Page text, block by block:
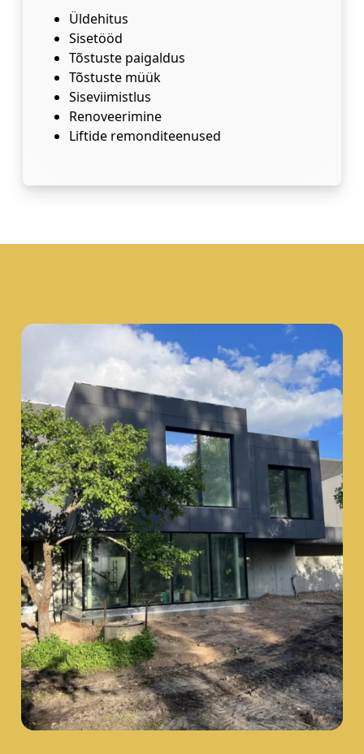
Üldehitus
Sisetööd
Tõstuste paigaldus
Tõstuste müük
Siseviimistlus
Renoveerimine
Liftide remonditeenused